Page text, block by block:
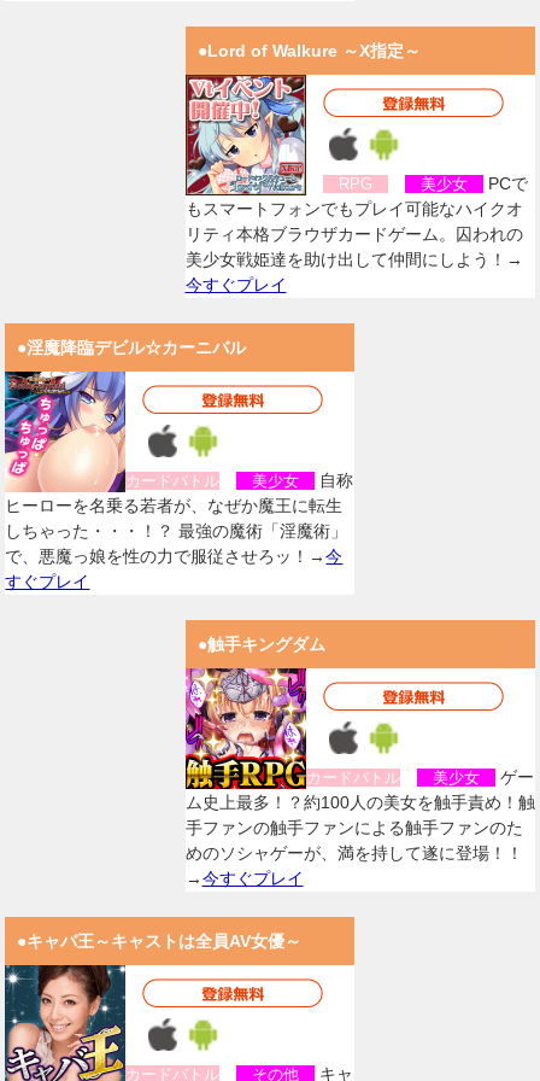
●Lord of Walkure ～X指定～
RPG 美少女
PCで
もスマートフォンでもプレイ可能なハイクオ
リティ本格ブラウザカードゲーム。囚われの
美少女戦姫達を助け出して仲間にしよう！→
今すぐプレイ
●淫魔降臨デビル☆カーニバル
カードバトル 美少女
自称
ヒーローを名乗る若者が、なぜか魔王に転生
しちゃった・・・！？ 最強の魔術「淫魔術」
で、悪魔っ娘を性の力で服従させろッ！→今
すぐプレイ
●触手キングダム
カードバトル 美少女
ゲー
ム史上最多！？約100人の美女を触手責め！触
手ファンの触手ファンによる触手ファンのた
めのソシャゲーが、満を持して遂に登場！！
→今すぐプレイ
●キャバ王～キャストは全員AV女優～
カードバトル その他 キャ